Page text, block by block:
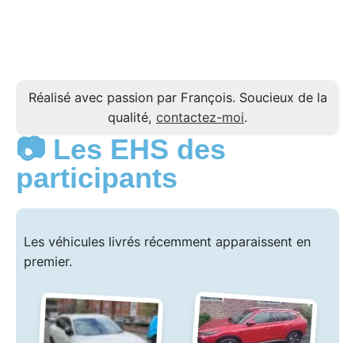
Réalisé avec passion par François. Soucieux de la
qualité, contactez-moi.
📷 Les EHS des
participants
Les véhicules livrés récemment apparaissent en
premier.